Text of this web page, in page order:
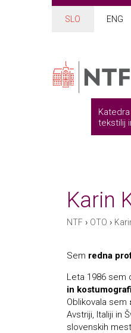
SLO ENG
tekstilij
Karin
NTF › OTO ›
Sem redna
Leta 1986 sem
in
Oblikovala sem
Avstriji, Italiji in
slovenskih